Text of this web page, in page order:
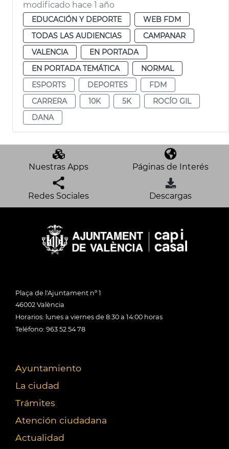
modificado hace 1 año
EDUCACIÓN Y DEPORTE
WEB FDM
TODAS LAS AUDIENCIAS
CAMPANAR
VALENCIA
EN PORTADA
EN PORTADA TEMÁTICA
NORMAL
ESPORTS
DEPORTES
FDM
CARRERA
10K 5K
ROCÍO GIL
DANA
Nuestras Apps Páginas de Interés
Redes Sociales Descargas
Plaça de l'Ajuntament nº 1
46002 València
Horarios: lunes a viernes de 8:30 a 14:00 horas
Teléfono: 963 52 54 78
Ayuntamiento
La ciudad
Trámites
Atención ciudadana
Actualidad